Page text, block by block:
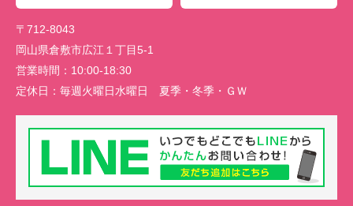
〒712-8043
岡山県倉敷市広江１丁目5-1
営業時間： 10:00-18:30
定休日： 毎週火曜日水曜日 夏季・冬季・ＧＷ